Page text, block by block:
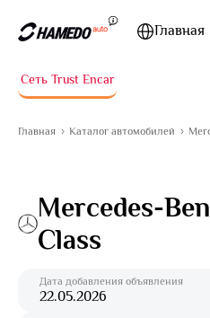
Главная
Сеть Trust Encar
Главная Каталог автомобилей
Mercedes-
Class
Дата добавления объявления
22.05.2026